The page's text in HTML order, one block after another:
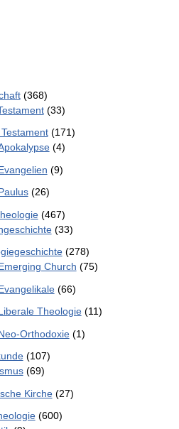
(368)
(33)
(171)
(4)
(9)
(26)
(467)
(33)
(278)
Church (75)
(66)
Theologie(11)
Orthodoxie(1)
(107)
(69)
Kirche(27)
(600)